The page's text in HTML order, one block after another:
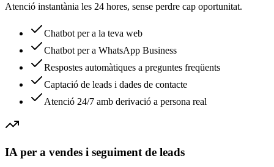
Atenció instantània les 24 hores, sense perdre cap oportunitat.
Chatbot per a la teva web
Chatbot per a WhatsApp Business
Respostes automàtiques a preguntes freqüents
Captació de leads i dades de contacte
Atenció 24/7 amb derivació a persona real
IA per a vendes i seguiment de leads